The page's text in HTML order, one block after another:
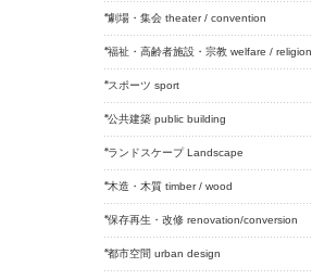
劇場・集会 theater / convention
福祉・高齢者施設・宗教 welfare / religion
スポーツ sport
公共建築 public building
ランドスケープ Landscape
木造・木質 timber / wood
保存再生・改修 renovation/conversion
都市空間 urban design